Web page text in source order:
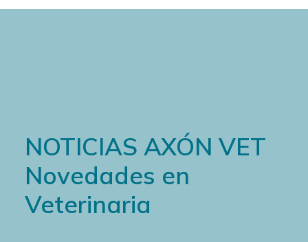
NOTICIAS AXÓN VET
Novedades en
Veterinaria